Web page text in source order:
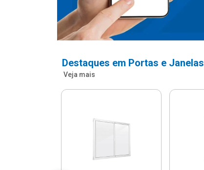
Destaques em Portas e Janelas
Veja mais